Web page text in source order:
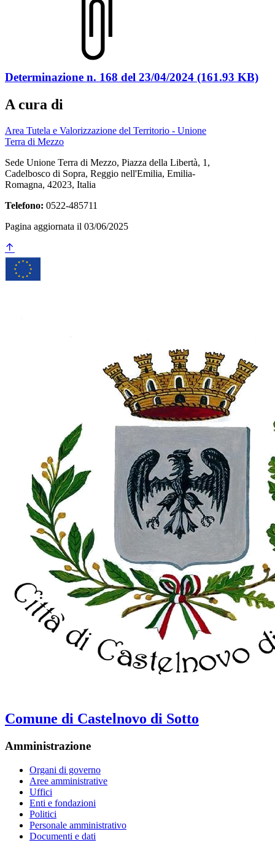
Determinazione n. 168 del 23/04/2024 (161.93 KB)
A cura di
Area Tutela e Valorizzazione del Territorio - Unione
Terra di Mezzo
Sede Unione Terra di Mezzo, Piazza della Libertà, 1,
Cadelbosco di Sopra, Reggio nell'Emilia, Emilia-
Romagna, 42023, Italia
Telefono: 0522-485711
Pagina aggiornata il 03/06/2025
Comune di Castelnovo di Sotto
Amministrazione
Organi di governo
Aree amministrative
Uffici
Enti e fondazioni
Politici
Personale amministrativo
Documenti e dati